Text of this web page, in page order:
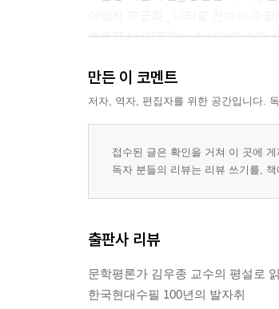
계용묵 낙관(落款)_ 소설가의 수필
김용준 매화_ 소재를 보는 깊이와 수
김소운 외투_ 유치환과의 우정과 이
이태준 이성간 우정(友情)_ 논리로
이범선 도마뱀의 사랑_ 수필과 소설
이은상 무상_ 명상 수필
만든 이 코멘트
저자, 역자, 편집자를 위한 공간입니다.
접수된 글은 확인을 거쳐 이 곳에 게
독자 분들의 리뷰는 리뷰 쓰기를,
출판사 리뷰
문학평론가 김우종 교수의 평설로
한국현대수필 100년의 발자취